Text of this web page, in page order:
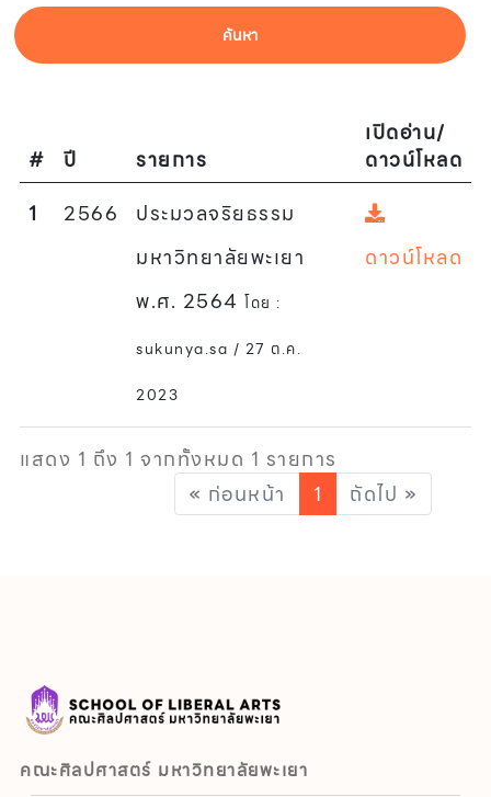
ค้นหา
# ปี รายการ
เปิดอ่าน/
ดาวน์โหลด
1
2566
ประมวลจริยธรรม
มหาวิทยาลัยพะเยา
พ.ศ. 2564 โดย :
sukunya.sa / 27 ต.ค.
2023
ดาวน์โหลด
แสดง 1 ถึง 1 จากทั้งหมด 1 รายการ
« ก่อนหน้า
1 ถัดไป »
คณะศิลปศาสตร์ มหาวิทยาลัยพะเยา